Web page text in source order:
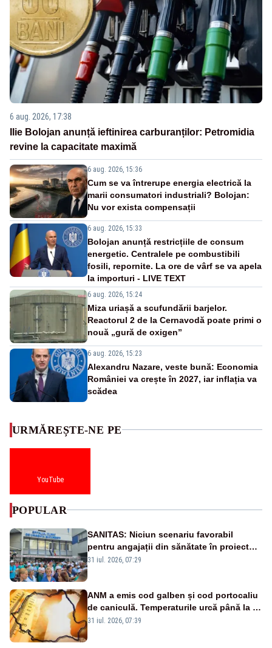
6 aug. 2026, 17:38
Ilie Bolojan anunță ieftinirea carburanților: Petromidia
revine la capacitate maximă
6 aug. 2026, 15:36
Cum se va întrerupe energia electrică la
marii consumatori industriali? Bolojan:
Nu vor exista compensații
6 aug. 2026, 15:33
Bolojan anunță restricțiile de consum
energetic. Centralele pe combustibili
fosili, repornite. La ore de vârf se va apela
la importuri - LIVE TEXT
6 aug. 2026, 15:24
Miza uriașă a scufundării barjelor.
Reactorul 2 de la Cernavodă poate primi o
nouă „gură de oxigen”
6 aug. 2026, 15:23
Alexandru Nazare, veste bună: Economia
României va crește în 2027, iar inflația va
scădea
URMĂREȘTE-NE PE
YouTube
POPULAR
SANITAS: Niciun scenariu favorabil
pentru angajații din sănătate în proiectul
Legii salarizării
31 iul. 2026, 07:29
ANM a emis cod galben și cod portocaliu
de caniculă. Temperaturile urcă până la 38
de grade, iar nopțile devin tropicale
31 iul. 2026, 07:39